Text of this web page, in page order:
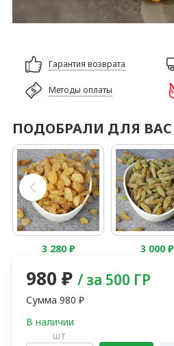
Гарантия возврата
Методы оплаты
ПОДОБРАЛИ ДЛЯ ВАС
3 280₽ 3 000₽
980 ₽ / за 500 ГР
Сумма 980 ₽
шт